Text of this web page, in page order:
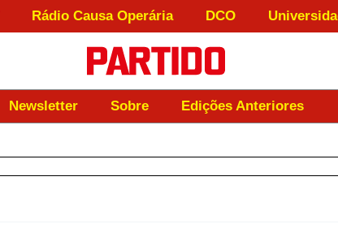
Rádio Causa Operária DCO
Newsletter Sobre Edições Anteriores